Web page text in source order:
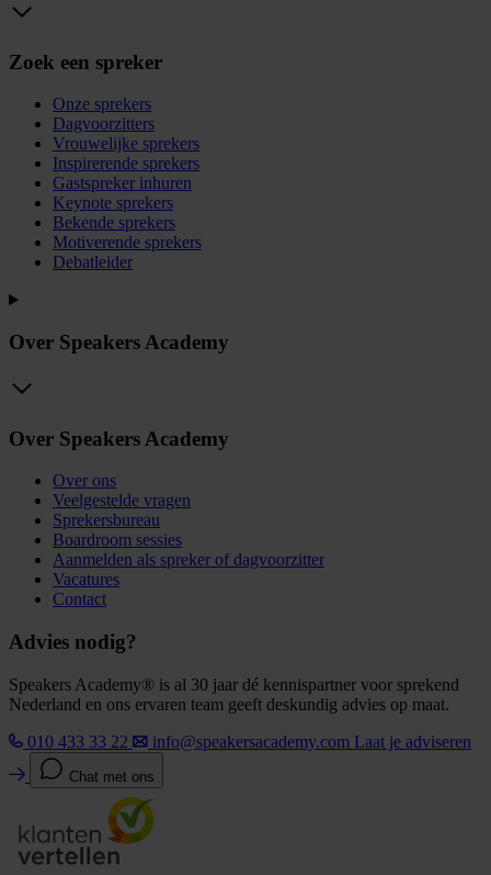
Zoek een spreker
Onze sprekers
Dagvoorzitters
Vrouwelijke sprekers
Inspirerende sprekers
Gastspreker inhuren
Keynote sprekers
Bekende sprekers
Motiverende sprekers
Debatleider
Over Speakers Academy
Over Speakers Academy
Over ons
Veelgestelde vragen
Sprekersbureau
Boardroom sessies
Aanmelden als spreker of dagvoorzitter
Vacatures
Contact
Advies nodig?
Speakers Academy® is al 30 jaar dé kennispartner voor sprekend
Nederland en ons ervaren team geeft deskundig advies op maat.
010 433 33 22
info@speakersacademy.com Laat je adviseren
Chat met ons